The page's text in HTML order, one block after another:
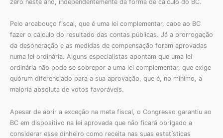
zero neste ano, independentemente da forma de cálculo do BC.
Pelo arcabouço fiscal, que é uma lei complementar, cabe ao BC
fazer o cálculo do resultado das contas públicas. Já a prorrogação
da desoneração e as medidas de compensação foram aprovadas
numa lei ordinária. Alguns especialistas apontam que uma lei
ordinária não pode se sobrepor a uma lei complementar, que exige
quórum diferenciado para a sua aprovação, que é, no mínimo, a
maioria absoluta de votos favoráveis.
Apesar de abrir a exceção na meta fiscal, o Congresso garantiu ao
BC em dispositivo na lei aprovada que não ficará obrigado a
considerar esse dinheiro como receita nas suas estatísticas